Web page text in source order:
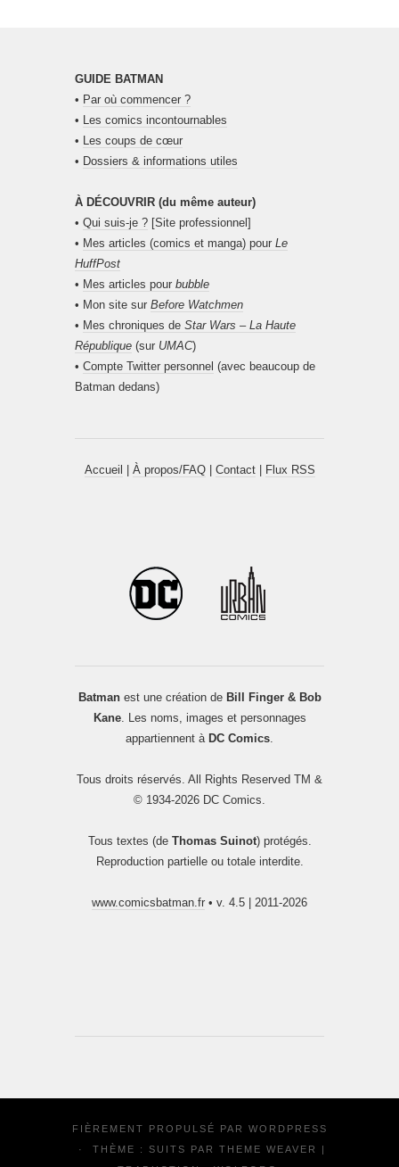
GUIDE BATMAN
• Par où commencer ?
• Les comics incontournables
• Les coups de cœur
• Dossiers & informations utiles
À DÉCOUVRIR (du même auteur)
• Qui suis-je ? [Site professionnel]
• Mes articles (comics et manga) pour Le
HuffPost
• Mes articles pour bubble
• Mon site sur Before Watchmen
• Mes chroniques de Star Wars – La Haute
République (sur UMAC)
• Compte Twitter personnel (avec beaucoup de
Batman dedans)
Accueil À propos/FAQ| Contact| Flux RSS
Batmanest une création de Bill Finger & Bob
Kane. Les noms, images et personnages
appartiennent à DC Comics.
Tous droits réservés. All Rights Reserved TM &
© 1934-2026 DC Comics.
Tous textes (de Thomas Suinot) protégés.
Reproduction partielle ou totale interdite.
www.comicsbatman.fr • v. 4.5 | 2011-2026
FIÈREMENT PROPULSÉ PAR WORDPRESS
·
THÈME : SUITS PAR THEME WEAVER